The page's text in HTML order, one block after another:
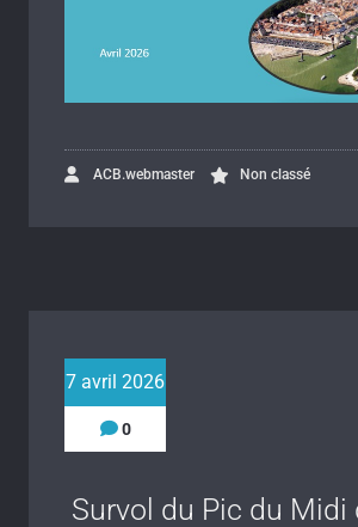
ACB.webmaster Non classé
7 avril 2026
0
Survol du Pic du Midi